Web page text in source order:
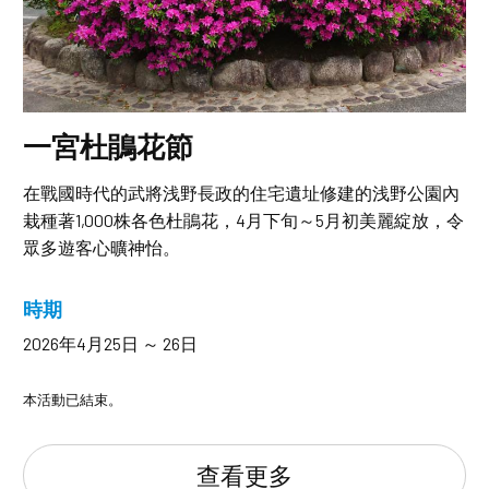
一宮杜鵑花節
在戰國時代的武將浅野長政的住宅遺址修建的浅野公園內
栽種著1,000株各色杜鵑花，4月下旬～5月初美麗綻放，令
眾多遊客心曠神怡。
時期
2026年4月25日 ～ 26日
本活動已結束。
查看更多